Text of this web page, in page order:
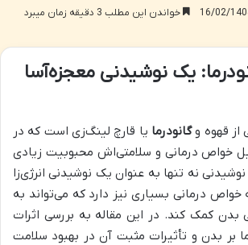
خواندن این مطلب 3 دقیقه زمان میبرد
یک نوشیدنی معجزه‌آسا
از قهوه وگانودرما یا قارچ لینگ‌زی است که در
خواص درمانی و سلامتی‌اش محبوبیت زیادی
نه تنها به عنوان یک نوشیدنی انرژی‌زا
درمانی بسیاری نیز دارد که می‌تواند به
بدن کمک کند. در این مقاله به بررسی اثرات
بر بدن و تأثیرات مثبت آن در بهبود سلامت